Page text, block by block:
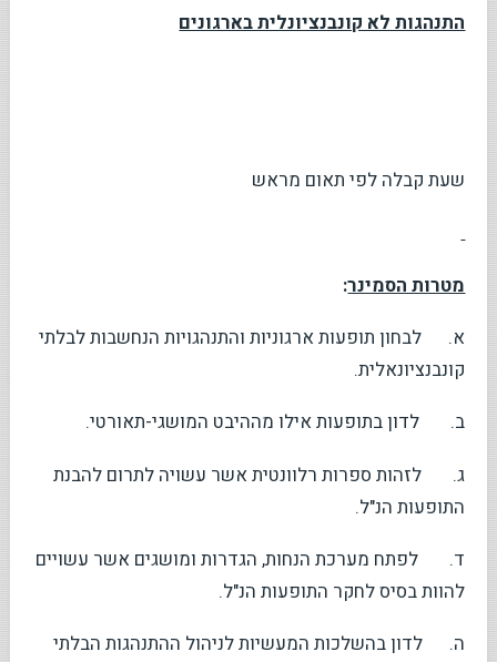
התנהגות לא קונבנציונלית בארגונים
שעת קבלה לפי תאום מראש
מטרות הסמינר:
א. לבחון תופעות ארגוניות והתנהגויות הנחשבות לבלתי
קונבנציונאלית.
ב. לדון בתופעות אילו מההיבט המושגי-תאורטי.
ג. לזהות ספרות רלוונטית אשר עשויה לתרום להבנת
התופעות הנ"ל.
ד. לפתח מערכת הנחות, הגדרות ומושגים אשר עשויים
להוות בסיס לחקר התופעות הנ"ל.
ה. לדון בהשלכות המעשיות לניהול ההתנהגות הבלתי